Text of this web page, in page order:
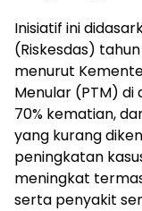
Inisiatif ini
(Riskesdas) tahun
menurut
Menular (PTM)
70% kematian,
yang kurang
peningkatan
meningkat
serta penyakit